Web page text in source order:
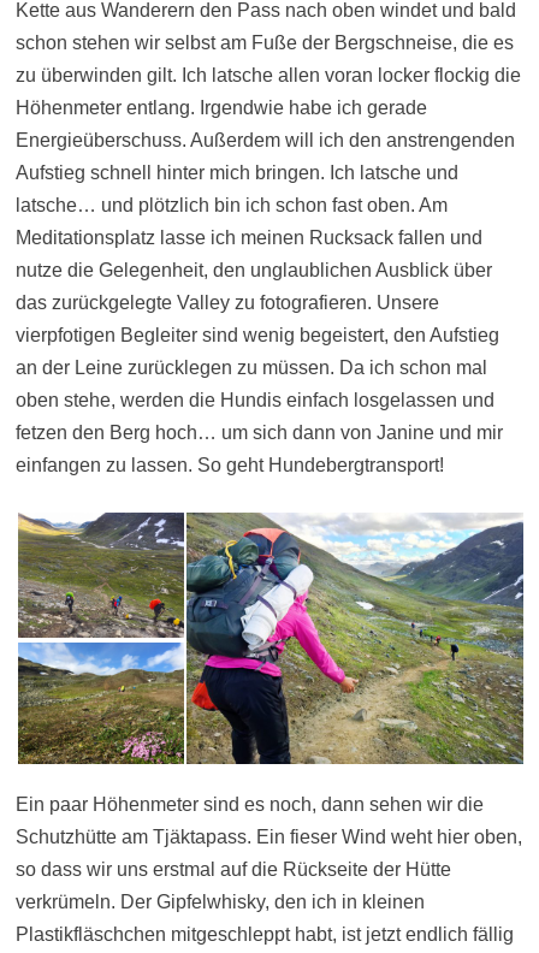
Kette aus Wanderern den Pass nach oben windet und bald
schon stehen wir selbst am Fuße der Bergschneise, die es
zu überwinden gilt. Ich latsche allen voran locker flockig die
Höhenmeter entlang. Irgendwie habe ich gerade
Energieüberschuss. Außerdem will ich den anstrengenden
Aufstieg schnell hinter mich bringen. Ich latsche und
latsche… und plötzlich bin ich schon fast oben. Am
Meditationsplatz lasse ich meinen Rucksack fallen und
nutze die Gelegenheit, den unglaublichen Ausblick über
das zurückgelegte Valley zu fotografieren. Unsere
vierpfotigen Begleiter sind wenig begeistert, den Aufstieg
an der Leine zurücklegen zu müssen. Da ich schon mal
oben stehe, werden die Hundis einfach losgelassen und
fetzen den Berg hoch… um sich dann von Janine und mir
einfangen zu lassen. So geht Hundebergtransport!
Ein paar Höhenmeter sind es noch, dann sehen wir die
Schutzhütte am Tjäktapass. Ein fieser Wind weht hier oben,
so dass wir uns erstmal auf die Rückseite der Hütte
verkrümeln. Der Gipfelwhisky, den ich in kleinen
Plastikfläschchen mitgeschleppt habt, ist jetzt endlich fällig